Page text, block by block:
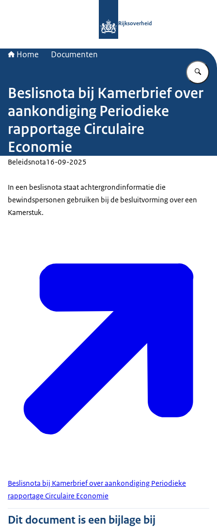
Rijksoverheid
Home Documenten
Beslisnota bij Kamerbrief over
aankondiging Periodieke
rapportage Circulaire
Economie
Beleidsnota16-09-2025
In een beslisnota staat achtergrondinformatie die
bewindspersonen gebruiken bij de besluitvorming over een
Kamerstuk.
Beslisnota bij Kamerbrief over aankondiging Periodieke
rapportage Circulaire Economie
Dit document is een bijlage bij